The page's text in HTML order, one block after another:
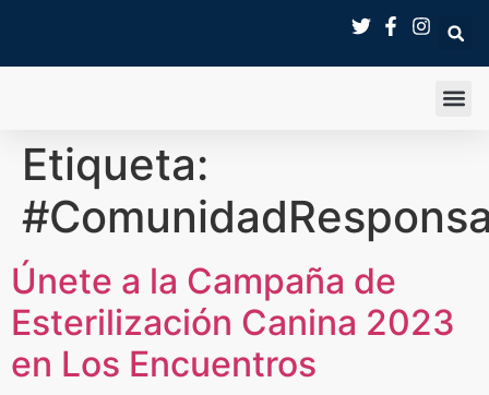
Etiqueta:
Únete a la Campaña de
Esterilización Canina 2023
en Los Encuentros